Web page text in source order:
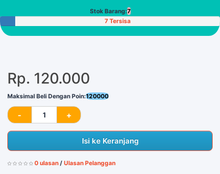
Stok Barang:7
7 Tersisa
Rp. 120.000
Maksimal Beli Dengan Poin:120000
Isi ke Keranjang
0 ulasan / Ulasan Pelanggan